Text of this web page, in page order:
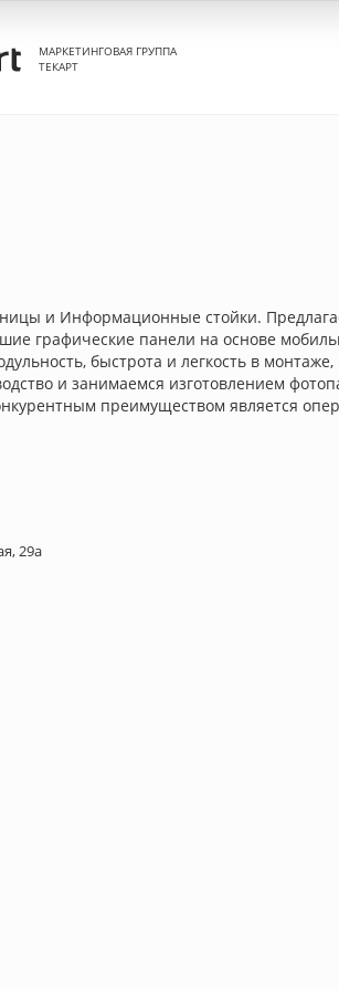
МАРКЕТИНГОВАЯ ГРУППА
ТЕКАРТ
и Информационные стойки.
графические панели на основе
быстрота и легкость в
и занимаемся изготовлением
преимуществом является
29а